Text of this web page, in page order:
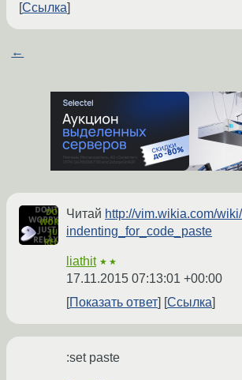
Ссылка
←
Читай http://vim.wikia.com/
indenting_for_code_paste
liathit ★★
17.11.2015 07:13:01 +00:00
Показать ответ
Ссылка
:set paste